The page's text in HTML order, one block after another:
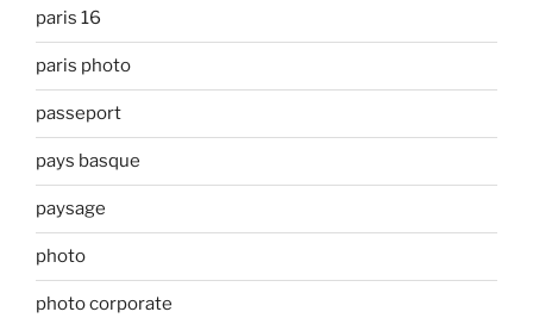
paris 16
paris photo
passeport
pays basque
paysage
photo
photo corporate